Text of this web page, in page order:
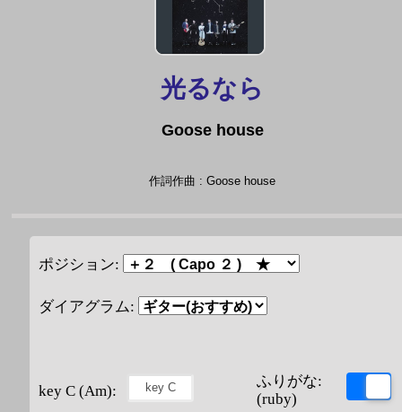
光るなら
Goose house
作詞作曲 : Goose house
ポジション:
ダイアグラム:
key C (Am):
ふりがな:
(ruby)